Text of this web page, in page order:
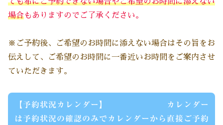
場合もありますのでご了承ください。
※ご予約後、ご希望のお時間に添えない場合はその旨をお
伝えして、ご希望のお時間に一番近いお時間をご案内させ
ていただきます。
【予約状況カレンダー】 カレンダー
は予約状況の確認のみでカレンダーから直接ご予約